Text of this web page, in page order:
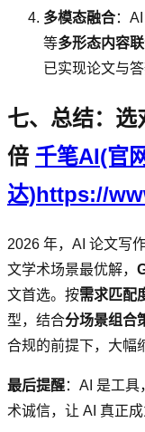
多模态融合：
等多形态内容
已实现论文与
七、总结：选
倍 千笔AI(官
达)https://
2026 年，AI 论文写
文学术场景最优解，
文首选。按需求匹配
型，结合分场景组合
合规的前提下，大幅
最后提醒：AI 是工
术诚信，让 AI 真正